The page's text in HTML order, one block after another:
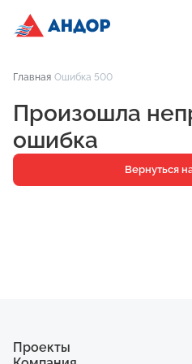
Проекты
Квартиры
Паркинг
Кладовые
Главная Ошибка 500
Произошла
ошибка
Вернуться
Проекты